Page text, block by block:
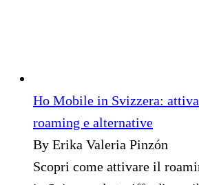
Ho Mobile in Svizzera:
roaming e alternative
By Erika Valeria Pinzón
Scopri come attivare il